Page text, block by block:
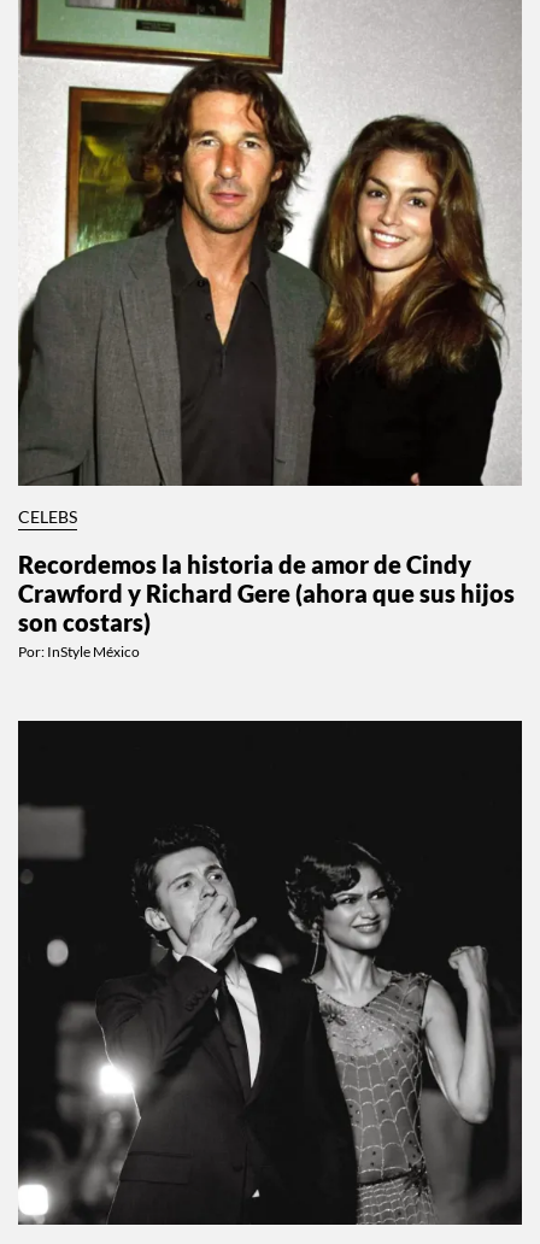
CELEBS
Recordemos la historia de amor de Cindy
Crawford y Richard Gere (ahora que sus hijos
son costars)
Por: InStyle México